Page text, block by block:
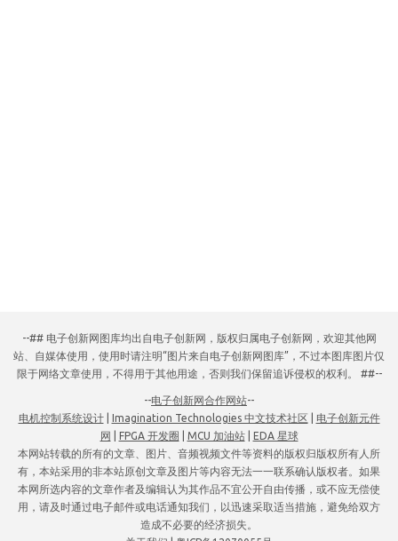
--## 电子创新网图库均出自电子创新网，版权归属电子创新网，欢迎其他网
站、自媒体使用，使用时请注明“图片来自电子创新网图库”，不过本图库图片仅
限于网络文章使用，不得用于其他用途，否则我们保留追诉侵权的权利。 ##--
--电子创新网合作网站--
电机控制系统设计| Imagination Technologies 中文技术社区
电子创新元件
网
FPGA 开发圈 MCU 加油站| EDA 星球
本网站转载的所有的文章、图片、音频视频文件等资料的版权归版权所有人所
有，本站采用的非本站原创文章及图片等内容无法一一联系确认版权者。如果
本网所选内容的文章作者及编辑认为其作品不宜公开自由传播，或不应无偿使
用，请及时通过电子邮件或电话通知我们，以迅速采取适当措施，避免给双方
造成不必要的经济损失。